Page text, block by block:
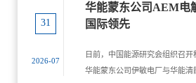
31
2026-07
华能蒙东公司AEM电
国际领先
日前，中国能源研究会组织召
华能蒙东公司伊敏电厂与华能清